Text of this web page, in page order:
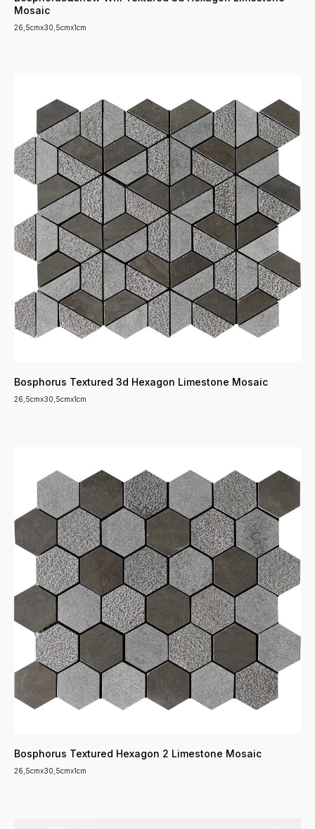
Mosaic
26,5cmx30,5cmx1cm
Bosphorus Textured 3d Hexagon Limestone Mosaic
26,5cmx30,5cmx1cm
Bosphorus Textured Hexagon 2 Limestone Mosaic
26,5cmx30,5cmx1cm